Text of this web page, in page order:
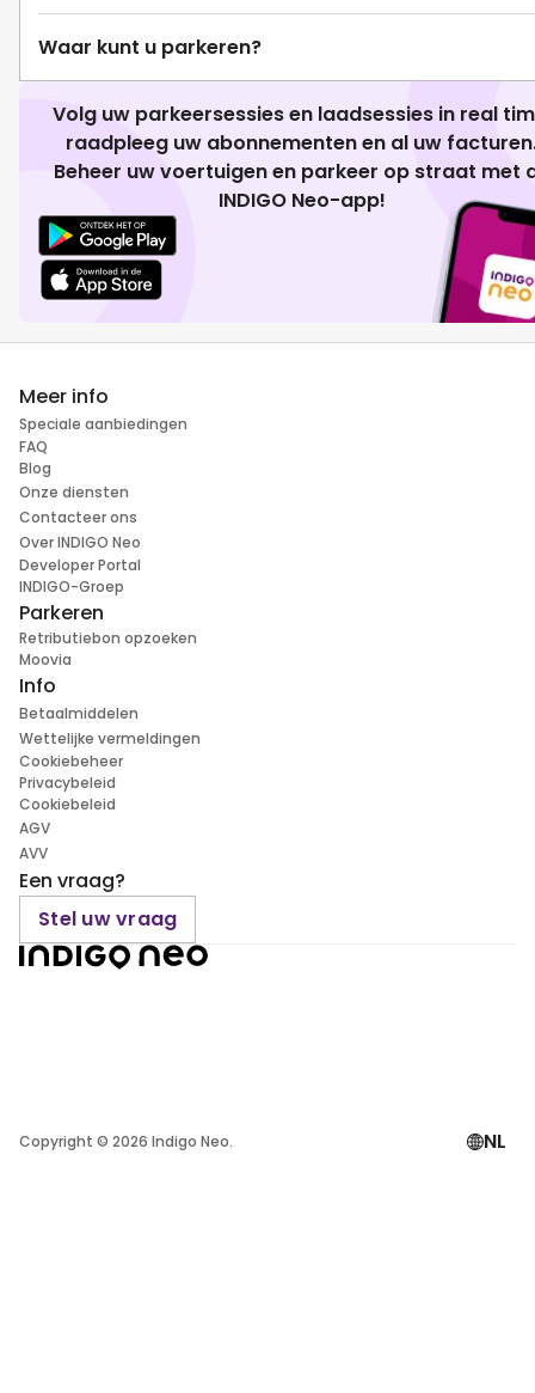
Waar kunt u parkeren?
Volg uw parkeersessies en laadsessies in real
raadpleeg uw abonnementen en al uw
Beheer uw voertuigen en parkeer op straat met
INDIGO Neo-app!
Meer info
Speciale aanbiedingen
FAQ
Blog
Onze diensten
Contacteer ons
Over INDIGO Neo
Developer Portal
INDIGO-Groep
Parkeren
Retributiebon opzoeken
Moovia
Info
Betaalmiddelen
Wettelijke vermeldingen
Cookiebeheer
Privacybeleid
Cookiebeleid
AGV
AVV
Een vraag?
Stel uw vraag
Copyright © 2026 Indigo Neo. NL